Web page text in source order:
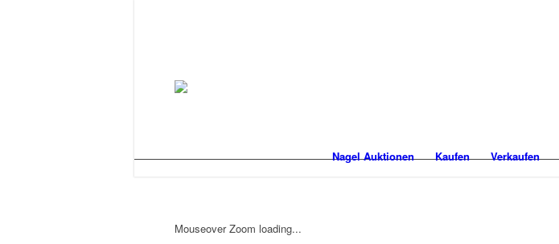
Nagel Auktionen Kaufen Verkaufen
Mouseover Zoom loading...